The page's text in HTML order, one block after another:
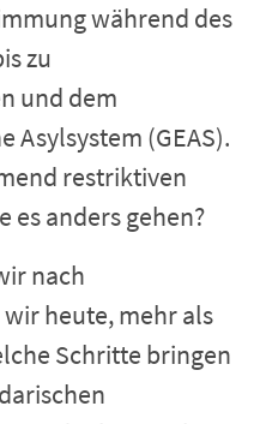
während des
zu
und dem
Asylsystem (GEAS).
restriktiven
anders gehen?
nach
heute, mehr als
Schritte bringen